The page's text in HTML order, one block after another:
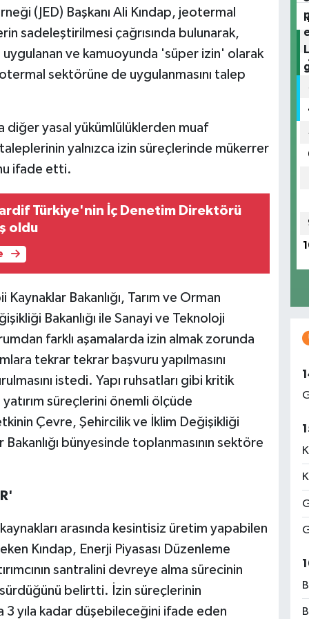
(JED) Başkanı Ali Kındap, jeotermal
sadeleştirilmesi çağrısında bulunarak,
uygulanan ve kamuoyunda 'süper izin' olarak
sektörüne de uygulanmasını talep
diğer yasal yükümlülüklerden muaf
yalnızca izin süreçlerinde mükerrer
ifade etti.
Türkiye'nin İç Denetim Direktörü
oldu
Kaynaklar Bakanlığı, Tarım ve Orman
Bakanlığı ile Sanayi ve Teknoloji
farklı aşamalarda izin almak zorunda
tekrar tekrar başvuru yapılmasını
istedi. Yapı ruhsatları gibi kritik
süreçlerini önemli ölçüde
Çevre, Şehircilik ve İklim Değişikliği
Bakanlığı bünyesinde toplanmasının sektöre
arasında kesintisiz üretim yapabilen
Kındap, Enerji Piyasası Düzenleme
santralini devreye alma sürecinin
belirtti. İzin süreçlerinin
yıla kadar düşebileceğini ifade eden